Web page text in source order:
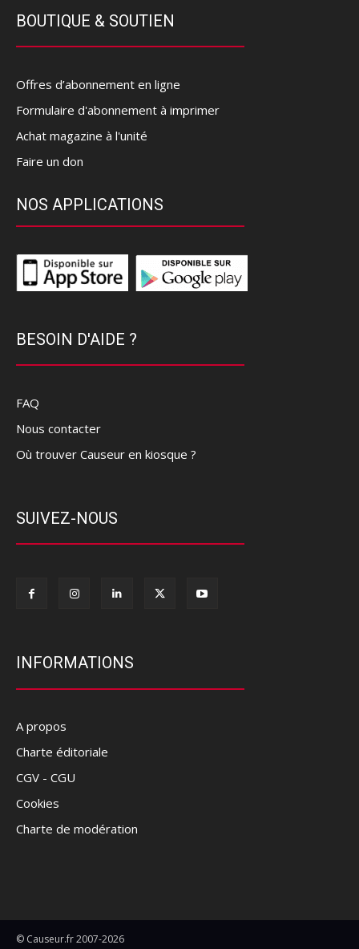
BOUTIQUE & SOUTIEN
Offres d’abonnement en ligne
Formulaire d'abonnement à imprimer
Achat magazine à l'unité
Faire un don
NOS APPLICATIONS
BESOIN D'AIDE ?
FAQ
Nous contacter
Où trouver Causeur en kiosque ?
SUIVEZ-NOUS
INFORMATIONS
A propos
Charte éditoriale
CGV - CGU
Cookies
Charte de modération
© Causeur.fr 2007-2026